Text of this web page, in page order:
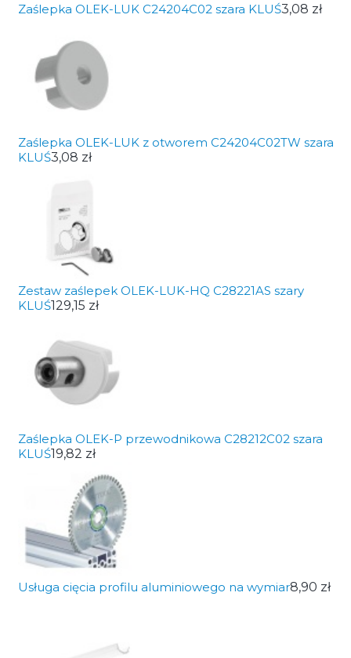
Zaślepka OLEK-LUK C24204C02 szara KLUŚ3,08 zł
Zaślepka OLEK-LUK z otworem C24204C02TW szara
KLUŚ3,08 zł
Zestaw zaślepek OLEK-LUK-HQ C28221AS szary
KLUŚ129,15 zł
Zaślepka OLEK-P przewodnikowa C28212C02 szara
KLUŚ19,82 zł
Usługa cięcia profilu aluminiowego na wymiar8,90 zł